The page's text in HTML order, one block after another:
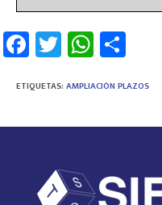
Fa
ce
b
o
T
wi
tt
er
W
h
at
sA
p
m
p
tir
ETIQUETAS: AMPLIACIÓN PLAZOS